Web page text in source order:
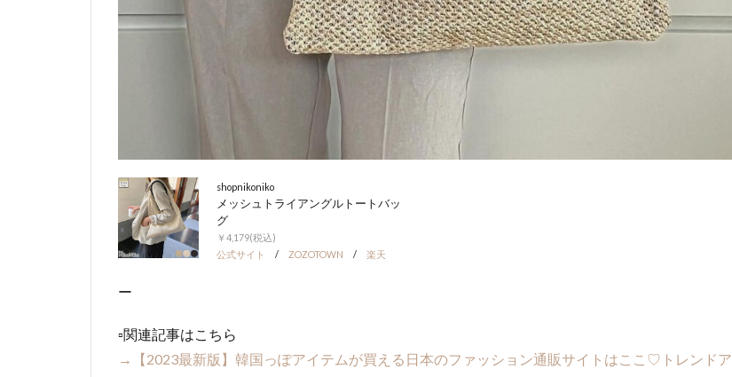
shopnikoniko
メッシュトライアングルトートバッ
グ
￥4,179(税込)
公式サイト
/ ZOZOTOWN / 楽天
ー
▫︎関連記事はこちら
→【2023最新版】韓国っぽアイテムが買える日本のファッション通販サイトはここ♡トレンドア